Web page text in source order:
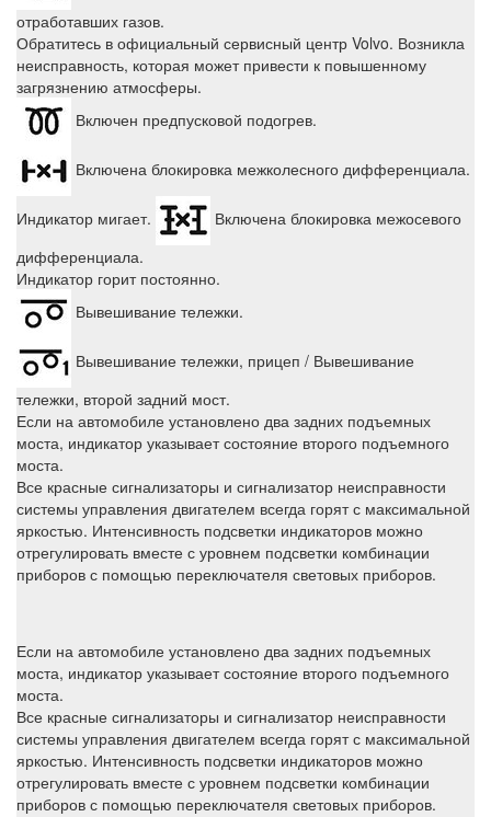
отработавших газов.
Обратитесь в официальный сервисный центр Volvo. Возникла
неисправность, которая может привести к повышенному
загрязнению атмосферы.
Включен предпусковой подогрев.
Включена блокировка межколесного дифференциала.
Индикатор мигает.
Включена блокировка межосевого
дифференциала.
Индикатор горит постоянно.
Вывешивание тележки.
Вывешивание тележки, прицеп / Вывешивание
тележки, второй задний мост.
Если на автомобиле установлено два задних подъемных
моста, индикатор указывает состояние второго подъемного
моста.
Все красные сигнализаторы и сигнализатор неисправности
системы управления двигателем всегда горят с максимальной
яркостью. Интенсивность подсветки индикаторов можно
отрегулировать вместе с уровнем подсветки комбинации
приборов с помощью переключателя световых приборов.
Если на автомобиле установлено два задних подъемных
моста, индикатор указывает состояние второго подъемного
моста.
Все красные сигнализаторы и сигнализатор неисправности
системы управления двигателем всегда горят с максимальной
яркостью. Интенсивность подсветки индикаторов можно
отрегулировать вместе с уровнем подсветки комбинации
приборов с помощью переключателя световых приборов.